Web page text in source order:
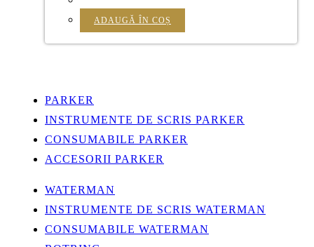
ADAUGĂ ÎN COȘ
PARKER
INSTRUMENTE DE SCRIS PARKER
CONSUMABILE PARKER
ACCESORII PARKER
WATERMAN
INSTRUMENTE DE SCRIS WATERMAN
CONSUMABILE WATERMAN